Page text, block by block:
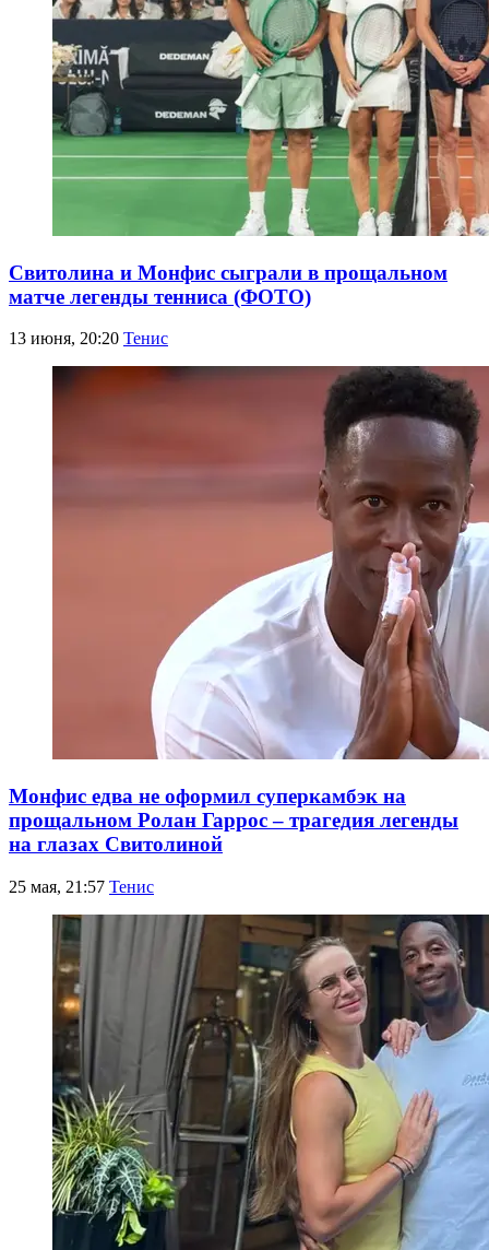
Свитолина и Монфис сыграли в прощальном
матче легенды тенниса (ФОТО)
13 июня, 20:20 Тенис
Монфис едва не оформил суперкамбэк на
прощальном Ролан Гаррос – трагедия легенды
на глазах Свитолиной
25 мая, 21:57 Тенис